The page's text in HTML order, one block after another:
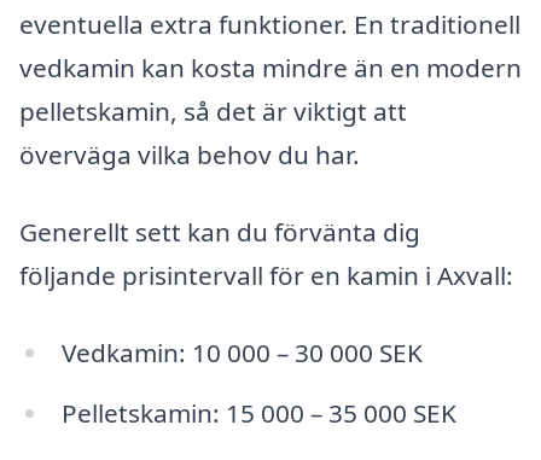
eventuella extra funktioner. En traditionell
vedkamin kan kosta mindre än en modern
pelletskamin, så det är viktigt att
överväga vilka behov du har.
Generellt sett kan du förvänta dig
följande prisintervall för en kamin i Axvall:
Vedkamin: 10 000 – 30 000 SEK
Pelletskamin: 15 000 – 35 000 SEK